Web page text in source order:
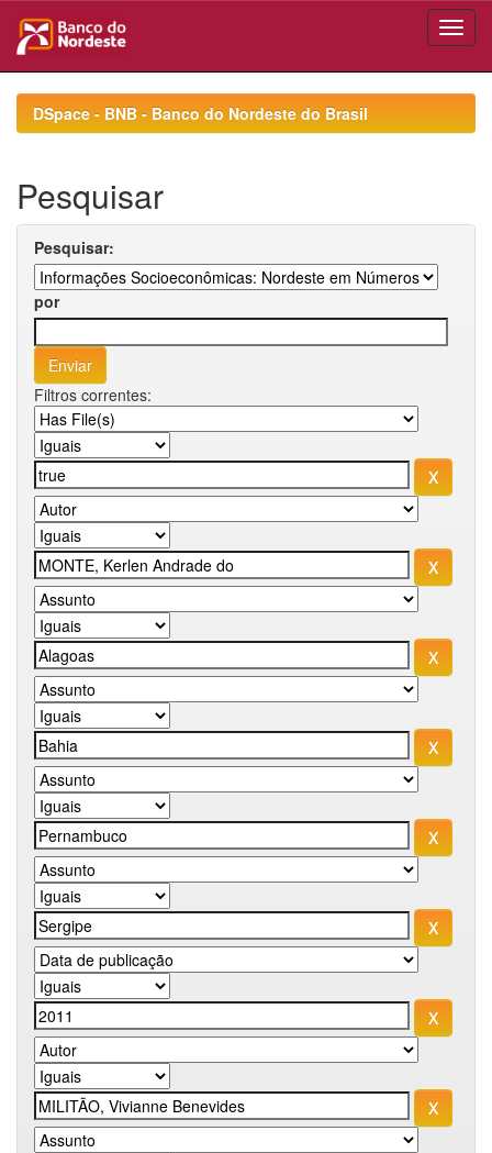
navigationDSpace - BNB - Banco do Nordeste do Brasil
Pesquisar
Pesquisar:
por
Filtros correntes: